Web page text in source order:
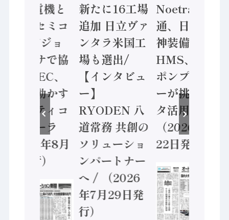
/ 三菱電機と
ソニーセミコ
ン AIビジョ
ンセンサで協
業 / IDEC、
安全に動かす
セーフティコ
ントローラ
（2026年8月
5日発行）
新たに16工場
追加 日立ヴァ
ンタラ米国工
場も選出/
【インタビュ
ー】
RYODEN 八
道常務 共創の
ソリューショ
ンパートナー
へ / （2026
年7月29日発
行）
Noetra、富士
通、日立 / 兵
神装備 ×
HMS、老舗
ポンプメーカ
ーが挑むデー
タ活用 など
（2026年7月
22日発行）